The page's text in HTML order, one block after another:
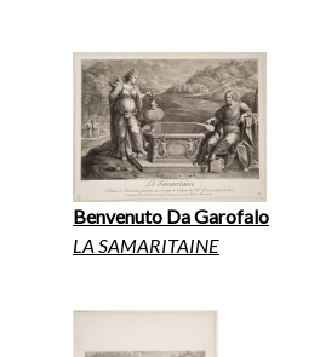
Benvenuto Da Garofalo
LA SAMARITAINE